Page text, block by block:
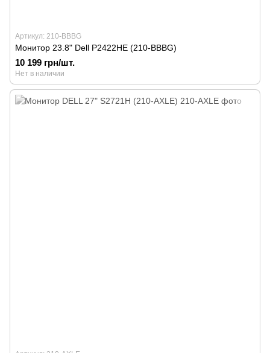
Артикул: 210-BBBG
Монитор 23.8" Dell P2422HE (210-BBBG)
10 199 грн/шт.
Нет в наличии